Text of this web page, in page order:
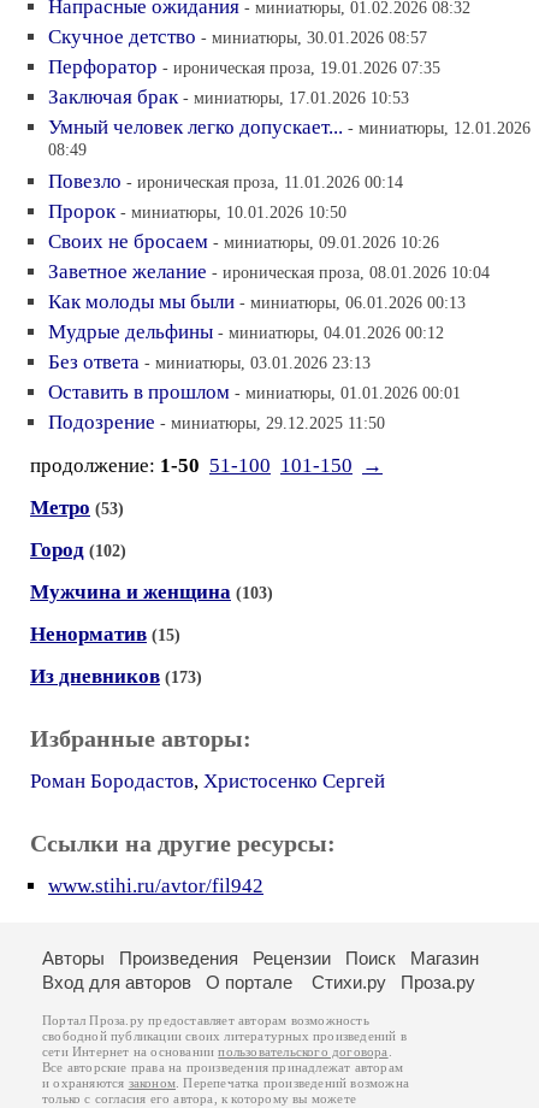
Напрасные ожидания - миниатюры, 01.02.2026 08:32
Скучное детство - миниатюры, 30.01.2026 08:57
Перфоратор - ироническая проза, 19.01.2026 07:35
Заключая брак - миниатюры, 17.01.2026 10:53
Умный человек легко допускает... - миниатюры, 12.01.2026
08:49
Повезло - ироническая проза, 11.01.2026 00:14
Пророк - миниатюры, 10.01.2026 10:50
Своих не бросаем - миниатюры, 09.01.2026 10:26
Заветное желание - ироническая проза, 08.01.2026 10:04
Как молоды мы были - миниатюры, 06.01.2026 00:13
Мудрые дельфины - миниатюры, 04.01.2026 00:12
Без ответа - миниатюры, 03.01.2026 23:13
Оставить в прошлом - миниатюры, 01.01.2026 00:01
Подозрение - миниатюры, 29.12.2025 11:50
продолжение: 1-50 51-100 101-150
→
Метро (53)
Город (102)
Мужчина и женщина (103)
Ненорматив (15)
Из дневников (173)
Избранные авторы:
Роман Бородастов, Христосенко Сергей
Ссылки на другие ресурсы:
www.stihi.ru/avtor/fil942
Авторы Произведения Рецензии Поиск
Магазин
Вход для авторов
О портале Стихи.ру Проза.ру
Портал Проза.ру предоставляет авторам возможность
свободной публикации своих литературных произведений в
сети Интернет на основаниипользовательского договора
Все авторские права на произведения принадлежат авторам
и охраняются законом . Перепечатка произведений возможна
только с согласия его автора, к которому вы можете